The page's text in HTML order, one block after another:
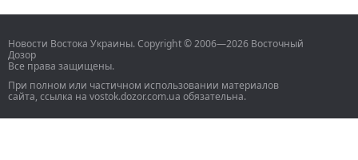
Новости Востока Украины. Copyright © 2006—2026 Восточный
Дозор
Все права защищены.
При полном или частичном использовании материалов
сайта, ссылка на vostok.dozor.com.ua обязательна.